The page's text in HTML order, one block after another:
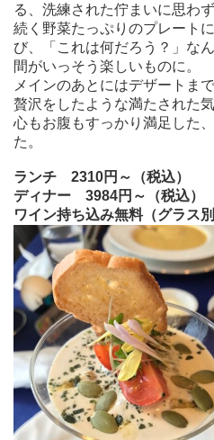
る、洗練された佇まいに思わ
続く野菜たっぷりのプレート
び、「これは何だろう？」な
間がいっそう楽しいものに。
メインのあとにはデザートま
贅沢をしたような満たされた
心もお腹もすっかり満足した
た。
ランチ 2310円～（税込）
ディナー 3984円～（税込）
ワイン持ち込み無料（グラス別